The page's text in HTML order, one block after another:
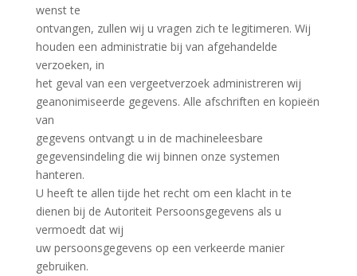
wenst te
ontvangen, zullen wij u vragen zich te legitimeren. Wij
houden een administratie bij van afgehandelde
verzoeken, in
het geval van een vergeetverzoek administreren wij
geanonimiseerde gegevens. Alle afschriften en kopieën
van
gegevens ontvangt u in de machineleesbare
gegevensindeling die wij binnen onze systemen
hanteren.
U heeft te allen tijde het recht om een klacht in te
dienen bij de Autoriteit Persoonsgegevens als u
vermoedt dat wij
uw persoonsgegevens op een verkeerde manier
gebruiken.